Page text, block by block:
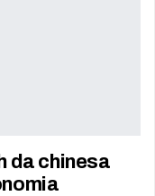
da chinesa